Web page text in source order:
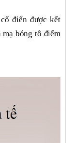
điển được kết
bóng tô điểm